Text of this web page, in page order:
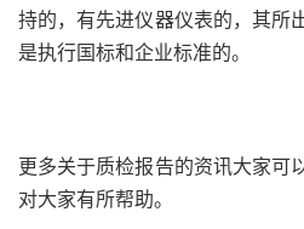
持的，有先进仪器仪表的，其所
是执行国标和企业标准的。
更多关于质检报告的资讯大家可
对大家有所帮助。